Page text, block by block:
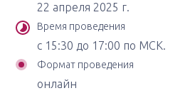
22 апреля 2025 г.
Время проведения
с 15:30 до 17:00 по МСК.
Формат проведения
онлайн